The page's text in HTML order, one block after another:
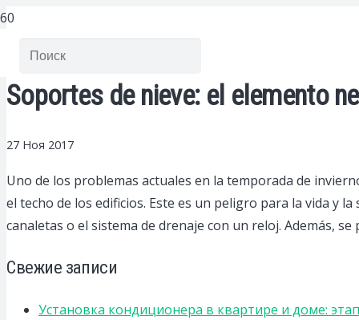
Soportes de nieve: el elemento
27 Ноя 2017
Uno de los problemas actuales en la temporada de
el techo de los edificios. Este es un peligro para la vida y
canaletas o el sistema de drenaje con un reloj. Además,
Свежие записи
Установка кондиционера в квартире и доме: